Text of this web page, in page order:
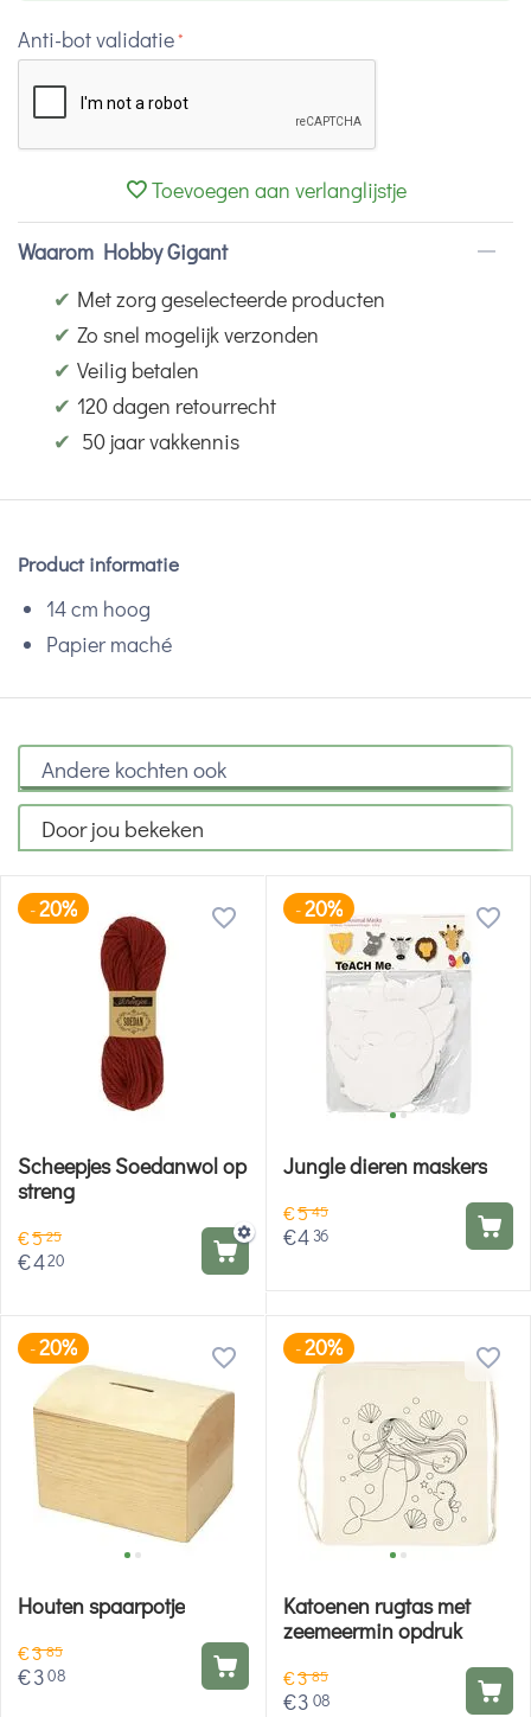
Anti-bot validatie
Toevoegen aan verlanglijstje
Waarom Hobby Gigant
✔ Met zorg geselecteerde producten
✔ Zo snel mogelijk verzonden
✔ Veilig betalen
✔ 120 dagen retourrecht
✔ 50 jaar vakkennis
Product informatie
14 cm hoog
Papier maché
Andere kochten ook
Door jou bekeken
-20%
Scheepjes Soedanwol op
streng
€525
€420
-20%
Jungle dieren maskers
€545
€4 36
-20%
Houten spaarpotje
€385
€308
-20%
Katoenen rugtas met
zeemeermin opdruk
€385
€3 08